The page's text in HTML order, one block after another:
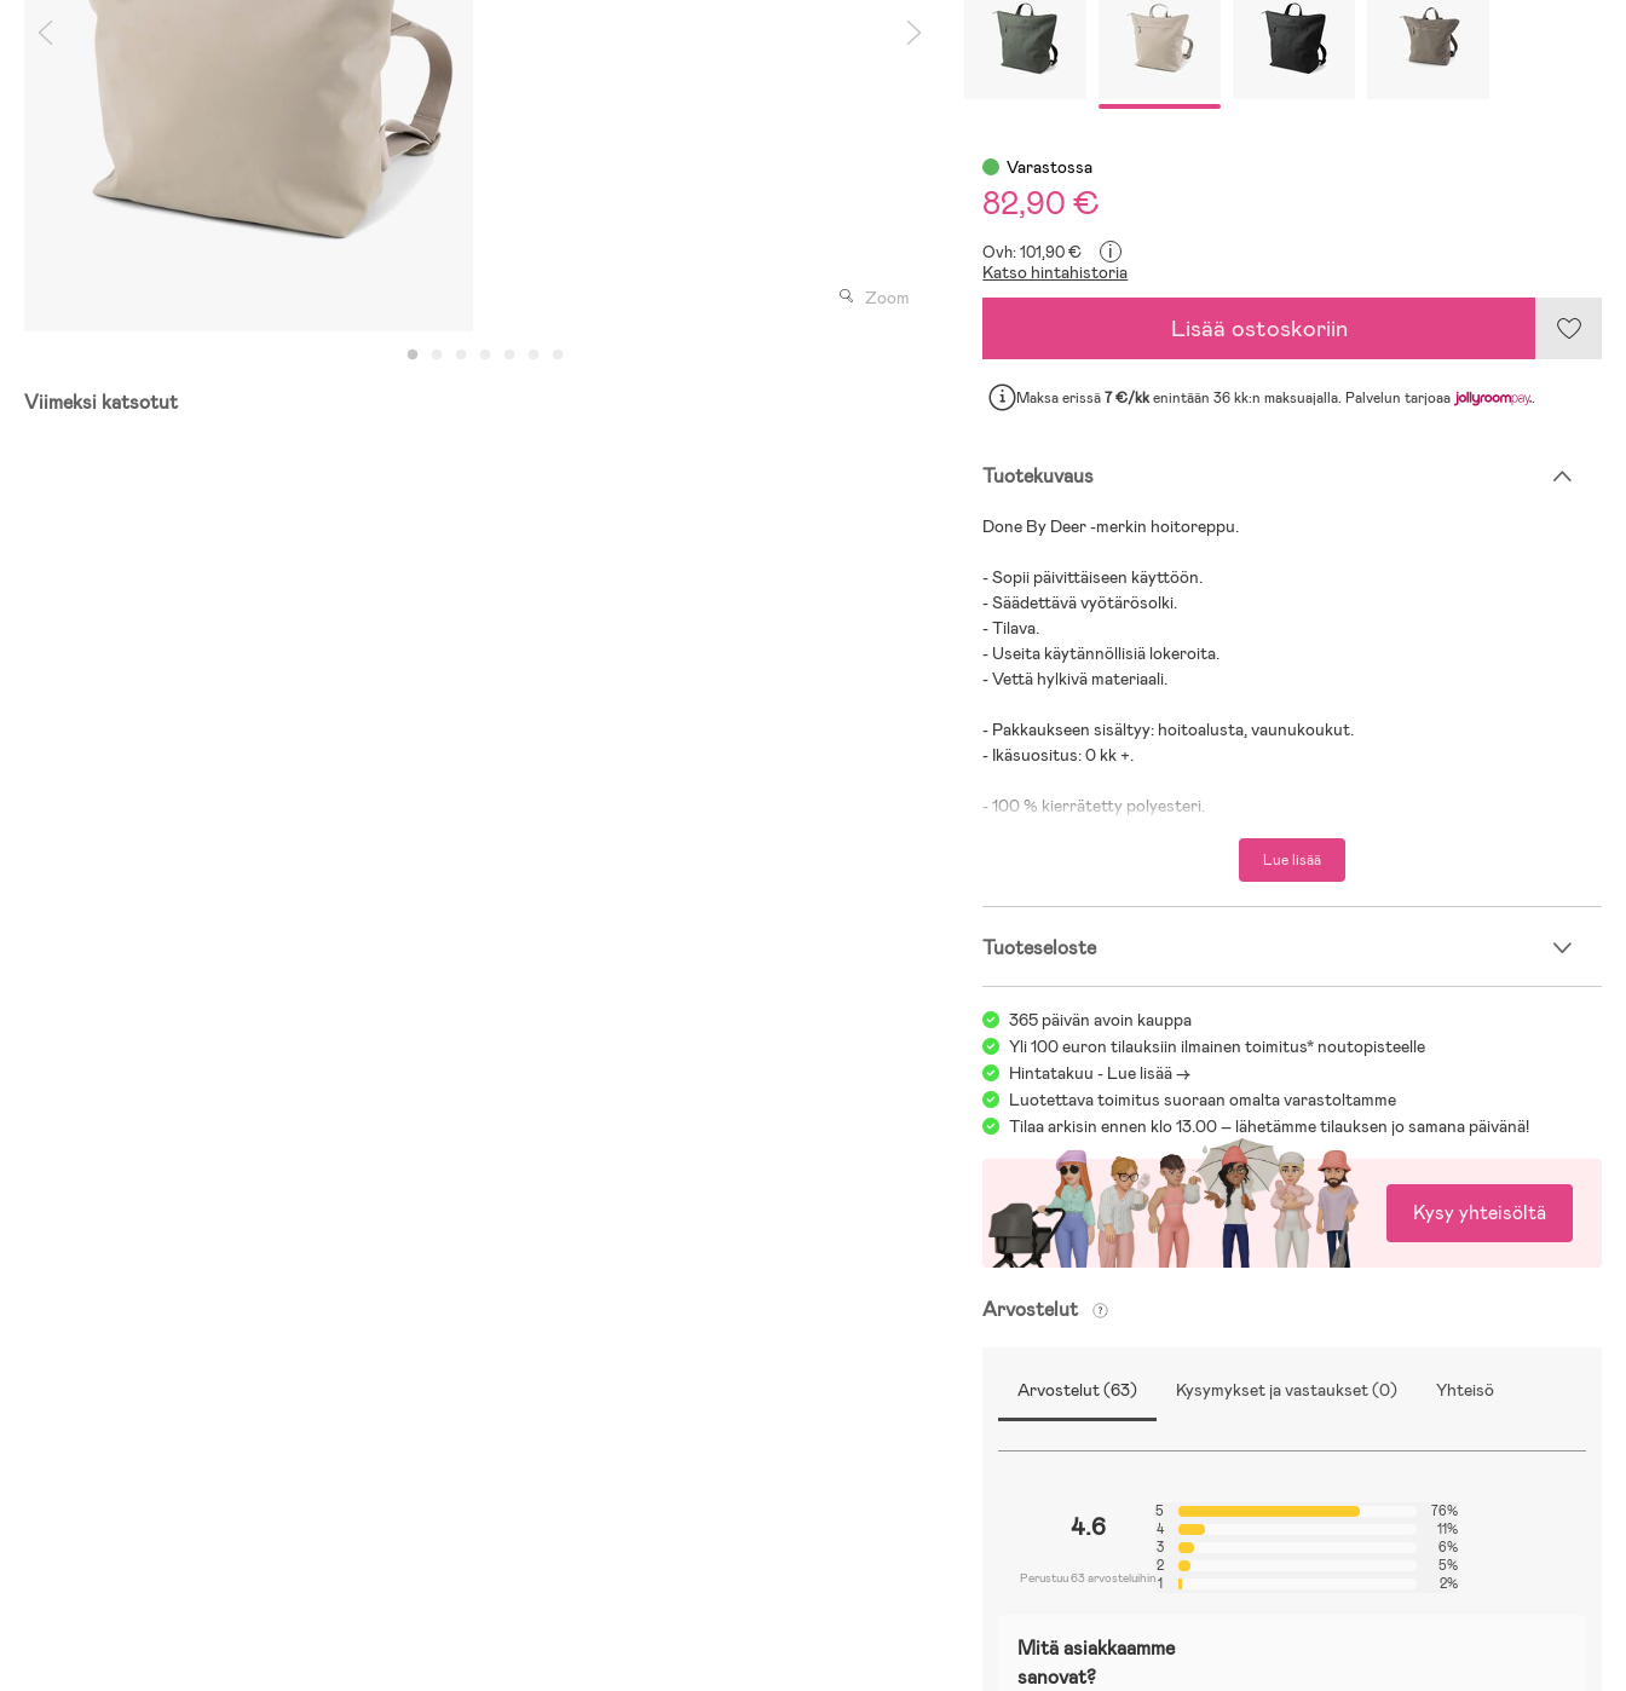
Zoom
Viimeksi katsotut
Varastossa
82,90 €
Ovh: 101,90 € i
Katso hintahistoria
Lisää ostoskoriin
Maksa erissä7 €/kkenintään 36 kk:n maksuajalla. Palvelun tarjoaa .
Tuotekuvaus
Done By Deer -merkin hoitoreppu.
- Sopii päivittäiseen käyttöön.
- Säädettävä vyötärösolki.
- Tilava.
- Useita käytännöllisiä lokeroita.
- Vettä hylkivä materiaali.
- Pakkaukseen sisältyy: hoitoalusta, vaunukoukut.
- Ikäsuositus: 0 kk +.
- 100 % kierrätetty polyesteri.
Lue lisää
Tuoteseloste
365 päivän avoin kauppa
Yli 100 euron tilauksiin ilmainen toimitus* noutopisteelle
Hintatakuu - Lue lisää ->
Luotettava toimitus suoraan omalta varastoltamme
Tilaa arkisin ennen klo 13.00 – lähetämme tilauksen jo samana päivänä!
Kysy yhteisöltä
Arvostelut
Arvostelut (63) Kysymykset ja vastaukset (0) Yhteisö
4.6
Perustuu 63 arvosteluihin
5
76%
4
11%
3
6%
2
5%
1
2%
Mitä asiakkaamme
sanovat?